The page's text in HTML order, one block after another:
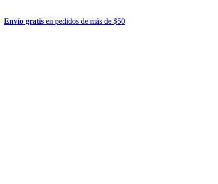
Envío gratis en pedidos de más de $50